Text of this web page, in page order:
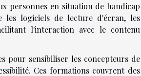
personnes en situation de handicap
les logiciels de lecture d'écran, les
l'interaction avec le contenu
pour sensibiliser les concepteurs de
Ces formations couvrent des